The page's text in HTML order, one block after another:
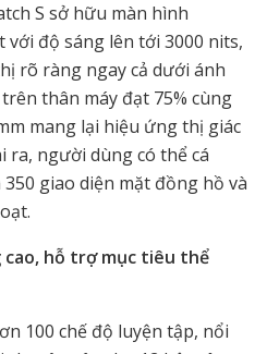
S sở hữu màn hình
với độ sáng lên tới 3000 nits,
rõ ràng ngay cả dưới ánh
thân máy đạt 75% cùng
mang lại hiệu ứng thị giác
người dùng có thể cá
giao diện mặt đồng hồ và
hỗ trợ mục tiêu thể
100 chế độ luyện tập, nổi